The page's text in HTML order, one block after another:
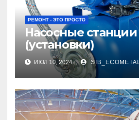
РЕМОНТ - ЭТО ПРОСТО
Насосные станции
(установки)
ИЮЛ 10, 2024 SIB_ECOMETAL